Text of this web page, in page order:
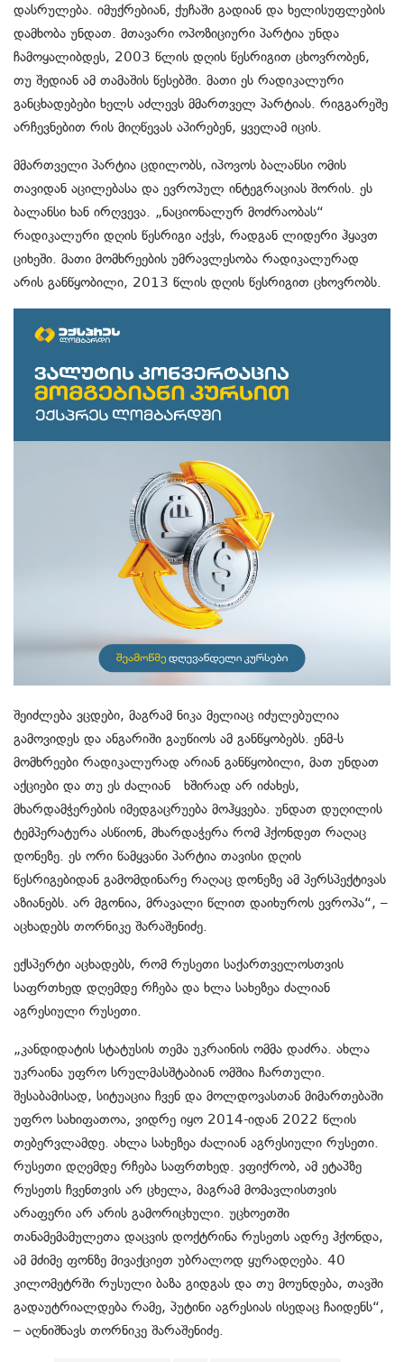
დასრულება. იმუქრებიან, ქუჩაში გადიან და ხელისუფლების
დამხობა უნდათ. მთავარი ოპოზიციური პარტია უნდა
ჩამოყალიბდეს, 2003 წლის დღის წესრიგით ცხოვრობენ,
თუ შედიან ამ თამაშის წესებში. მათი ეს რადიკალური
განცხადებები ხელს აძლევს მმართველ პარტიას. რიგგარეშე
არჩევნებით რის მიღწევას აპირებენ, ყველამ იცის.
მმართველი პარტია ცდილობს, იპოვოს ბალანსი ომის
თავიდან აცილებასა და ევროპულ ინტეგრაციას შორის. ეს
ბალანსი ხან ირღვევა. „ნაციონალურ მოძრაობას“
რადიკალური დღის წესრიგი აქვს, რადგან ლიდერი ჰყავთ
ციხეში. მათი მომხრეების უმრავლესობა რადიკალურად
არის განწყობილი, 2013 წლის დღის წესრიგით ცხოვრობს.
შეიძლება ვცდები, მაგრამ ნიკა მელიაც იძულებულია
გამოვიდეს და ანგარიში გაუწიოს ამ განწყობებს. ენმ-ს
მომხრეები რადიკალურად არიან განწყობილი, მათ უნდათ
აქციები და თუ ეს ძალიან ხშირად არ იძახეს,
მხარდამჭერების იმედგაცრუება მოჰყვება. უნდათ დუღილის
ტემპერატურა ასწიონ, მხარდაჭერა რომ ჰქონდეთ რაღაც
დონეზე. ეს ორი წამყვანი პარტია თავისი დღის
წესრიგებიდან გამომდინარე რაღაც დონეზე ამ პერსპექტივას
აზიანებს. არ მგონია, მრავალი წლით დაიხუროს ევროპა“, –
აცხადებს თორნიკე შარაშენიძე.
ექსპერტი აცხადებს, რომ რუსეთი საქართველოსთვის
საფრთხედ დღემდე რჩება და ხლა სახეზეა ძალიან
აგრესიული რუსეთი.
„კანდიდატის სტატუსის თემა უკრაინის ომმა დაძრა. ახლა
უკრაინა უფრო სრულმასშტაბიან ომშია ჩართული.
შესაბამისად, სიტუაცია ჩვენ და მოლდოვასთან მიმართებაში
უფრო სახიფათოა, ვიდრე იყო 2014-იდან 2022 წლის
თებერვლამდე. ახლა სახეზეა ძალიან აგრესიული რუსეთი.
რუსეთი დღემდე რჩება საფრთხედ. ვფიქრობ, ამ ეტაპზე
რუსეთს ჩვენთვის არ ცხელა, მაგრამ მომავლისთვის
არაფერი არ არის გამორიცხული. უცხოეთში
თანამემამულეთა დაცვის დოქტრინა რუსეთს ადრე ჰქონდა,
ამ მძიმე ფონზე მივაქციეთ უბრალოდ ყურადღება. 40
კილომეტრში რუსული ბაზა გიდგას და თუ მოუნდება, თავში
გადაუტრიალდება რამე, პუტინი აგრესიას ისედაც ჩაიდენს“,
– აღნიშნავს თორნიკე შარაშენიძე.